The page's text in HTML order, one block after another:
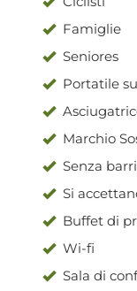
Famiglie
Seniores
Portatile
Marchio
Senza
Si
Buffet di
Wi-fi
Sala di